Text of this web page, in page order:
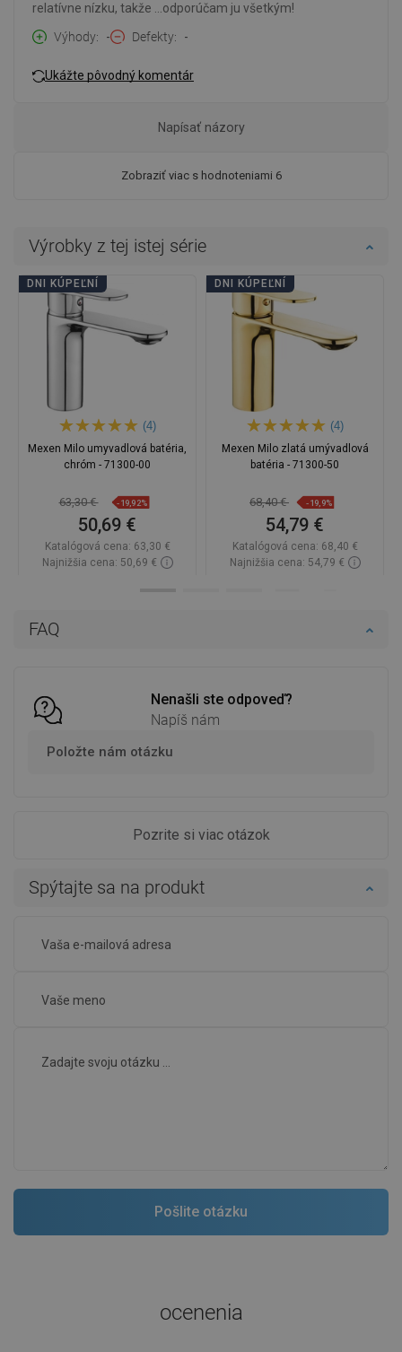
FAQ
Nenašli ste odpoveď?
Napíš nám
Položte nám otázku
Pozrite si viac otázok
relatívne nízku, takže …odporúčam ju všetkým!
Výhody
- Defekty -
Ukážte pôvodný komentár
Zobraziť viac s hodnoteniami 6
Napísať názory
Spýtajte sa na produkt
Výrobky z tej istej série
DNI KÚPEĽNÍ
(4)
Mexen Milo umyvadlová batéria,
chróm - 71300-00
63,30 € -19,92%
50,69 €
Katalógová cena: 63,30 €
Najnižšia cena: 50,69 €
DNI KÚPEĽNÍ
(4)
Mexen Milo zlatá umývadlová
batéria - 71300-50
68,40 € -19,9%
54,79 €
Katalógová cena: 68,40 €
Najnižšia cena: 54,79 €
ocenenia